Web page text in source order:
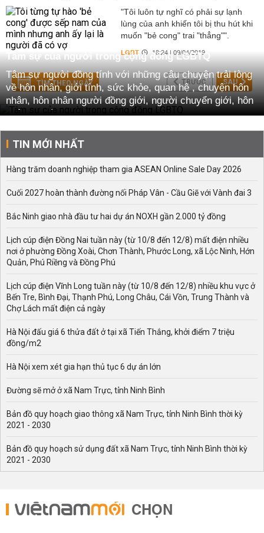
"Tôi luôn tự nghĩ có phải sự lạnh
lùng của anh khiến tôi bị thu hút khi
muốn "bẻ cong" trai "thẳng"".
LGBT 18:24 | 09/04/2019
TÌM THEO NGÀY TRƯỚC SAU
Tâm sự của người trong cộng đồng LGBTQ
Tâm sự người đồng tính với những câu chuyện trải lòng
về hôn nhân, giới tính, sức khỏe, quan hệ , chuyện hôn
nhân, hôn nhân người đồng giới, người chuyển giới, hôn
nhân gia đình
TIN MỚI NHẤT
Hàng trăm doanh nghiệp tham gia ASEAN Online Sale Day 2026
Cuối 2027 hoàn thành đường nối Pháp Vân - Cầu Giẽ với Vành đai 3
Bắc Ninh giao nhà đầu tư hai dự án NOXH gần 2.000 tỷ đồng
Lịch cúp điện Đồng Nai tuần này (từ 10/8 đến 12/8) mất điện nhiều
nơi ở phường Đồng Xoài, Chơn Thành, Phước Long, xã Lộc Ninh, Hớn
Quản, Phú Riềng và Đồng Phú
Lịch cúp điện Vĩnh Long tuần này (từ 10/8 đến 12/8) nhiều khu vực ở
Bến Tre, Bình Đại, Thạnh Phú, Long Châu, Cái Vồn, Trung Thành và
Chợ Lách mất điện cả ngày
Hà Nội đấu giá 6 thửa đất ở tại xã Tiến Thắng, khởi điểm 7 triệu
đồng/m2
Hà Nội xem xét gia hạn thủ tục 6 dự án lớn
Đường sẽ mở ở xã Nam Trực, tỉnh Ninh Bình
Bản đồ quy hoạch giao thông xã Nam Trực, tỉnh Ninh Bình thời kỳ
2021 - 2030
Bản đồ quy hoạch sử dụng đất xã Nam Trực, tỉnh Ninh Bình thời kỳ
2021 - 2030
CHỌN